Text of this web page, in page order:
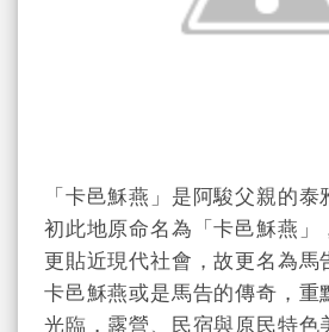
「卡邑穌燕」是阿駿父親的
初此地原命名為「卡邑穌燕」
更貼近現代社會，故更名為馬
卡邑穌燕或是馬告的傳奇，重
光臨，露營、民宿與原民特色